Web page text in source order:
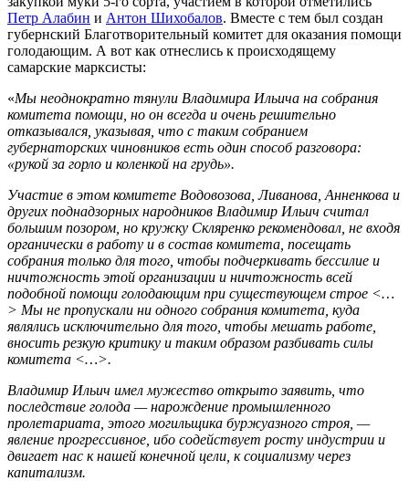
Петр Алабин и Антон Шихобалов. Вместе с тем был создан
губернский Благотворительный комитет для оказания помощи
голодающим. А вот как отнеслись к происходящему
самарские марксисты:
«Мы неоднократно тянули Владимира Ильича на собрания
комитета помощи, но он всегда и очень решительно
отказывался, указывая, что с таким собранием
губернаторских чиновников есть один способ разговора:
«рукой за горло и коленкой на грудь».
Участие в этом комитете Водовозова, Ливанова, Анненкова и
других поднадзорных народников Владимир Ильич считал
большим позором, но кружку Скляренко рекомендовал, не входя
органически в работу и в состав комитета, посещать
собрания только для того, чтобы подчеркивать бессилие и
ничтожность этой организации и ничтожность всей
подобной помощи голодающим при существующем строе <…
> Мы не пропускали ни одного собрания комитета, куда
являлись исключительно для того, чтобы мешать работе,
вносить резкую критику и таким образом разбивать силы
комитета <…>.
Владимир Ильич имел мужество открыто заявить, что
последствие голода — нарождение промышленного
пролетариата, этого могильщика буржуазного строя, —
явление прогрессивное, ибо содействует росту индустрии и
двигает нас к нашей конечной цели, к социализму через
капитализм.